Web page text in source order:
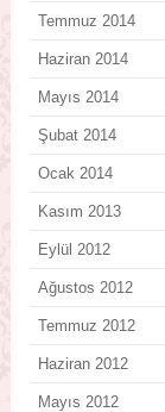
Temmuz 2014
Haziran 2014
Mayıs 2014
Şubat 2014
Ocak 2014
Kasım 2013
Eylül 2012
Ağustos 2012
Temmuz 2012
Haziran 2012
Mayıs 2012